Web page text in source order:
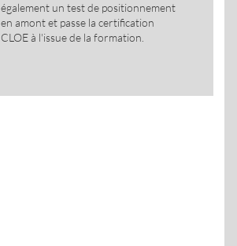
également un test de positionnement
en amont et passe la certification
CLOE à l'issue de la formation.